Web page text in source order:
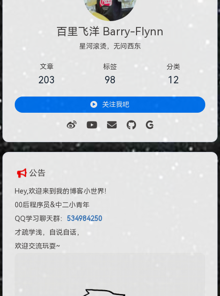
百里飞洋 Barry-Flynn
星河滚烫，无问西东
文章
203
标签
98
分类
12
关注我吧
公告
Hey,欢迎来到我的博客小世界！
00后程序员&中二小青年
QQ学习聊天群： 534984250
才疏学浅，自说自话，
欢迎交流玩耍~